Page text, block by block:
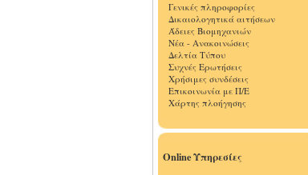
Γενικές πληροφορίες
Δικαιολογητικά αιτήσεων
Άδειες Βιομηχανιών
Νέα - Ανακοινώσεις
Δελτία Τύπου
Συχνές Ερωτήσεις
Χρήσιμες συνδέσεις
Επικοινωνία με Π/Ε
Χάρτης πλοήγησης
Online Υπηρεσίες